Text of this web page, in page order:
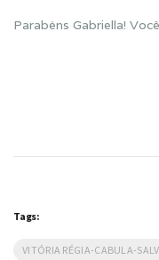
Parabéns Gabriella!
Tags:
VITÓRIA RÉGIA-CABULA-